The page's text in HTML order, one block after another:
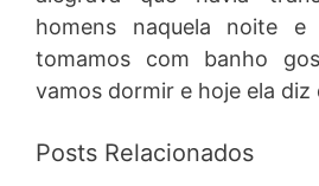
homens naquela noite
tomamos com banho
vamos dormir e hoje ela diz
Posts Relacionados